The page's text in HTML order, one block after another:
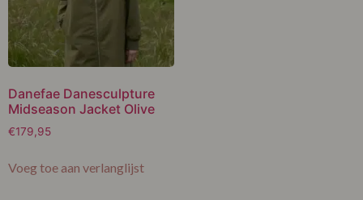
Danefae Danesculpture
Midseason Jacket Olive
€179,95
Voeg toe aan verlanglijst